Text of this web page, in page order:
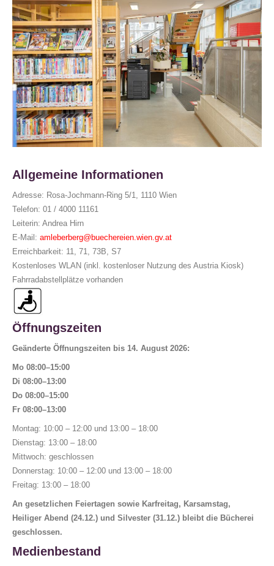
Allgemeine Informationen
Adresse: Rosa-Jochmann-Ring 5/1, 1110 Wien
Telefon: 01 / 4000 11161
Leiterin: Andrea Hirn
E-Mail: amleberberg@buechereien.wien.gv.at
Erreichbarkeit: 11, 71, 73B, S7
Kostenloses WLAN (inkl. kostenloser Nutzung des Austria Kiosk)
Fahrradabstellplätze vorhanden
Öffnungszeiten
Geänderte Öffnungszeiten bis 14. August 2026:
Mo 08:00–15:00
Di 08:00–13:00
Do 08:00–15:00
Fr 08:00–13:00
Montag: 10:00 – 12:00 und 13:00 – 18:00
Dienstag: 13:00 – 18:00
Mittwoch: geschlossen
Donnerstag: 10:00 – 12:00 und 13:00 – 18:00
Freitag: 13:00 – 18:00
An gesetzlichen Feiertagen sowie Karfreitag, Karsamstag,
Heiliger Abend (24.12.) und Silvester (31.12.) bleibt die Bücherei
geschlossen.
Medienbestand